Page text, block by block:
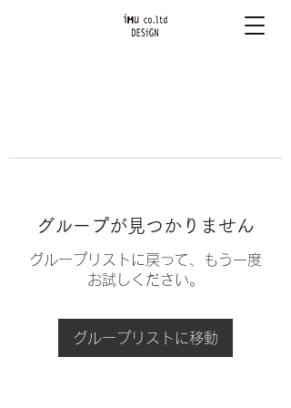
グループが見つかりません
グループリストに戻って、もう一度
お試しください。
グループリストに移動